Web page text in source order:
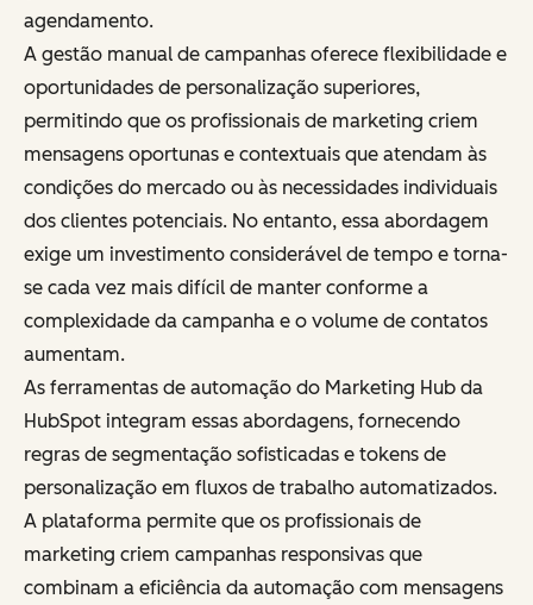
agendamento.
A gestão manual de campanhas oferece flexibilidade e
oportunidades de personalização superiores,
permitindo que os profissionais de marketing criem
mensagens oportunas e contextuais que atendam às
condições do mercado ou às necessidades individuais
dos clientes potenciais. No entanto, essa abordagem
exige um investimento considerável de tempo e torna-
se cada vez mais difícil de manter conforme a
complexidade da campanha e o volume de contatos
aumentam.
As ferramentas de automação do Marketing Hub da
HubSpot integram essas abordagens, fornecendo
regras de segmentação sofisticadas e tokens de
personalização em fluxos de trabalho automatizados.
A plataforma permite que os profissionais de
marketing criem campanhas responsivas que
combinam a eficiência da automação com mensagens